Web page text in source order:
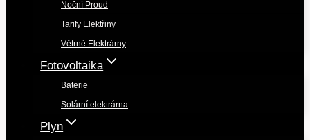
Noční Proud
Tarify Elektřiny
Větrné Elektrárny
Fotovoltaika
Baterie
Solární elektrárna
Plyn